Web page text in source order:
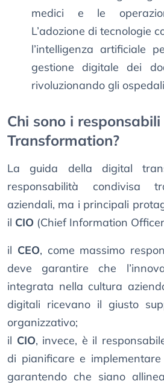
medici e le
L’adozione di tecnologie
l’intelligenza artificiale
gestione digitale dei
rivoluzionando gli
Chi sono i
Transformation?
La guida della digital
responsabilità condivisa
aziendali, ma i principali
il CIO (Chief Information
il CEO, come massimo
deve garantire che
integrata nella cultura
digitali ricevano il giusto
organizzativo;
il CIO, invece, è il
di pianificare e
garantendo che siano